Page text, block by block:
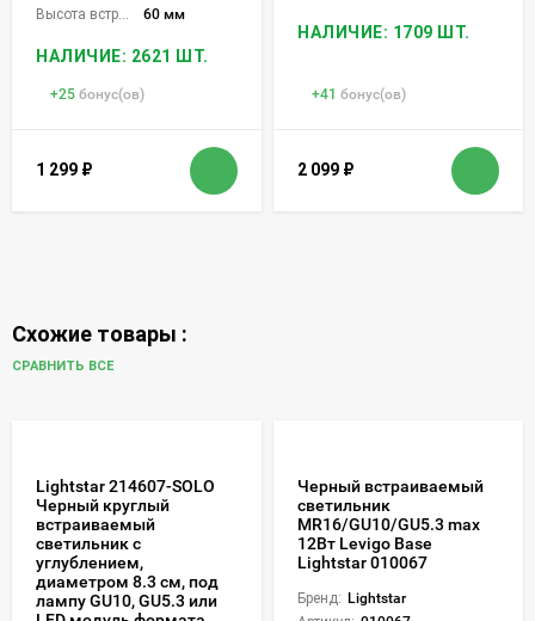
60 мм
НАЛИЧИЕ: 2621 ШТ.
+25 бонус(ов)
1 299 ₽
НАЛИЧИЕ: 1709 ШТ.
+41 бонус(ов)
2 099 ₽
Схожие товары :
СРАВНИТЬ ВСЕ
Lightstar 214607-SOLO
Черный круглый
встраиваемый
светильник с
углублением,
диаметром 8.3 см, под
лампу GU10, GU5.3 или
Черный встраиваемый
светильник
MR16/GU10/GU5.3 max
12Вт Levigo Base
Lightstar 010067
Бренд: Lightstar